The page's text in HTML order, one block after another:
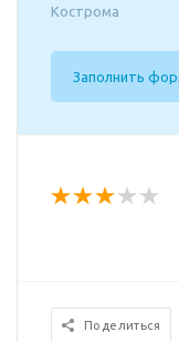
Кострома
Заполнить
Поделиться